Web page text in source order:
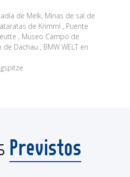
de Melk, Minas de sal de
de Krimml , Puente
, Museo Campo de
Dachau , BMW WELT en
Previstos